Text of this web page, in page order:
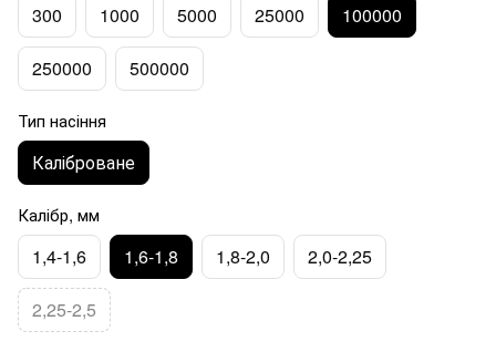
300 1000 5000 25000 100000
250000 500000
Тип насіння
Каліброване
Калібр, мм
1,4-1,6 1,6-1,8 1,8-2,0 2,0-2,25
2,25-2,5